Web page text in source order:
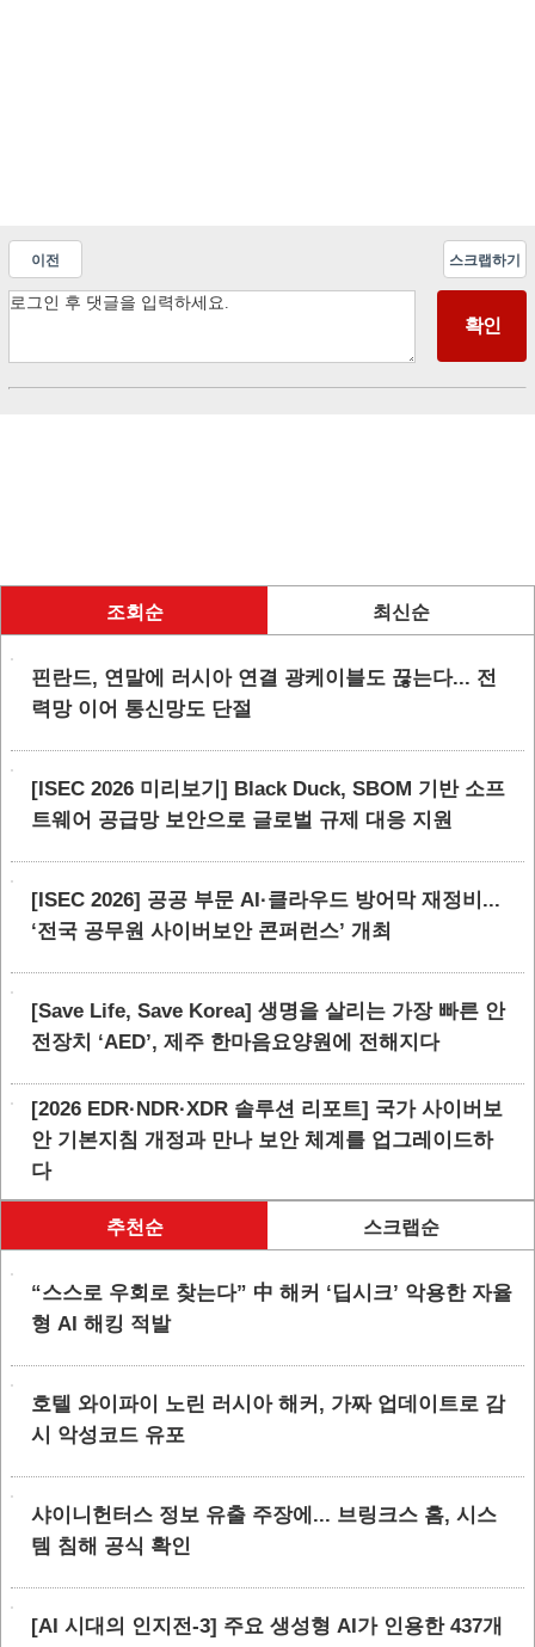
이전 스크랩하기
조회순 최신순
핀란드, 연말에 러시아 연결 광케이블도 끊는다... 전
력망 이어 통신망도 단절
[ISEC 2026 미리보기] Black Duck, SBOM 기반 소프
트웨어 공급망 보안으로 글로벌 규제 대응 지원
[ISEC 2026] 공공 부문 AI·클라우드 방어막 재정비...
‘전국 공무원 사이버보안 콘퍼런스’ 개최
[Save Life, Save Korea] 생명을 살리는 가장 빠른 안
전장치 ‘AED’, 제주 한마음요양원에 전해지다
[2026 EDR·NDR·XDR 솔루션 리포트] 국가 사이버보
안 기본지침 개정과 만나 보안 체계를 업그레이드하
다
추천순 스크랩순
“스스로 우회로 찾는다” 中 해커 ‘딥시크’ 악용한 자율
형 AI 해킹 적발
호텔 와이파이 노린 러시아 해커, 가짜 업데이트로 감
시 악성코드 유포
샤이니헌터스 정보 유출 주장에... 브링크스 홈, 시스
템 침해 공식 확인
[AI 시대의 인지전-3] 주요 생성형 AI가 인용한 437개